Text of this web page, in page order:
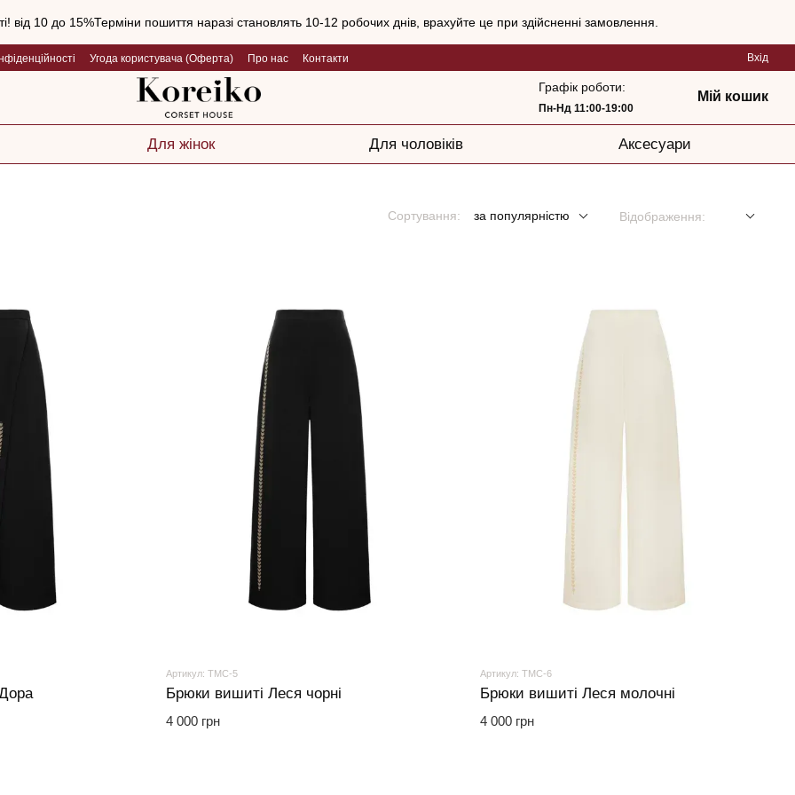
10 до 15%Терміни пошиття наразі становлять 10-12 робочих днів, врахуйте це при здійсненні замовлення.
Угода користувача (Оферта) Про нас Контакти Вхід
Графік роботи:
Пн-Нд 11:00-19:00
Мій кошик
Для жінок Для чоловіків Аксесуари
Сортування: за популярністю Відображення:
Артикул: ТМС-5
Брюки вишиті Леся чорні
4 000 грн
Артикул: ТМС-6
Брюки вишиті Леся молочні
4 000 грн